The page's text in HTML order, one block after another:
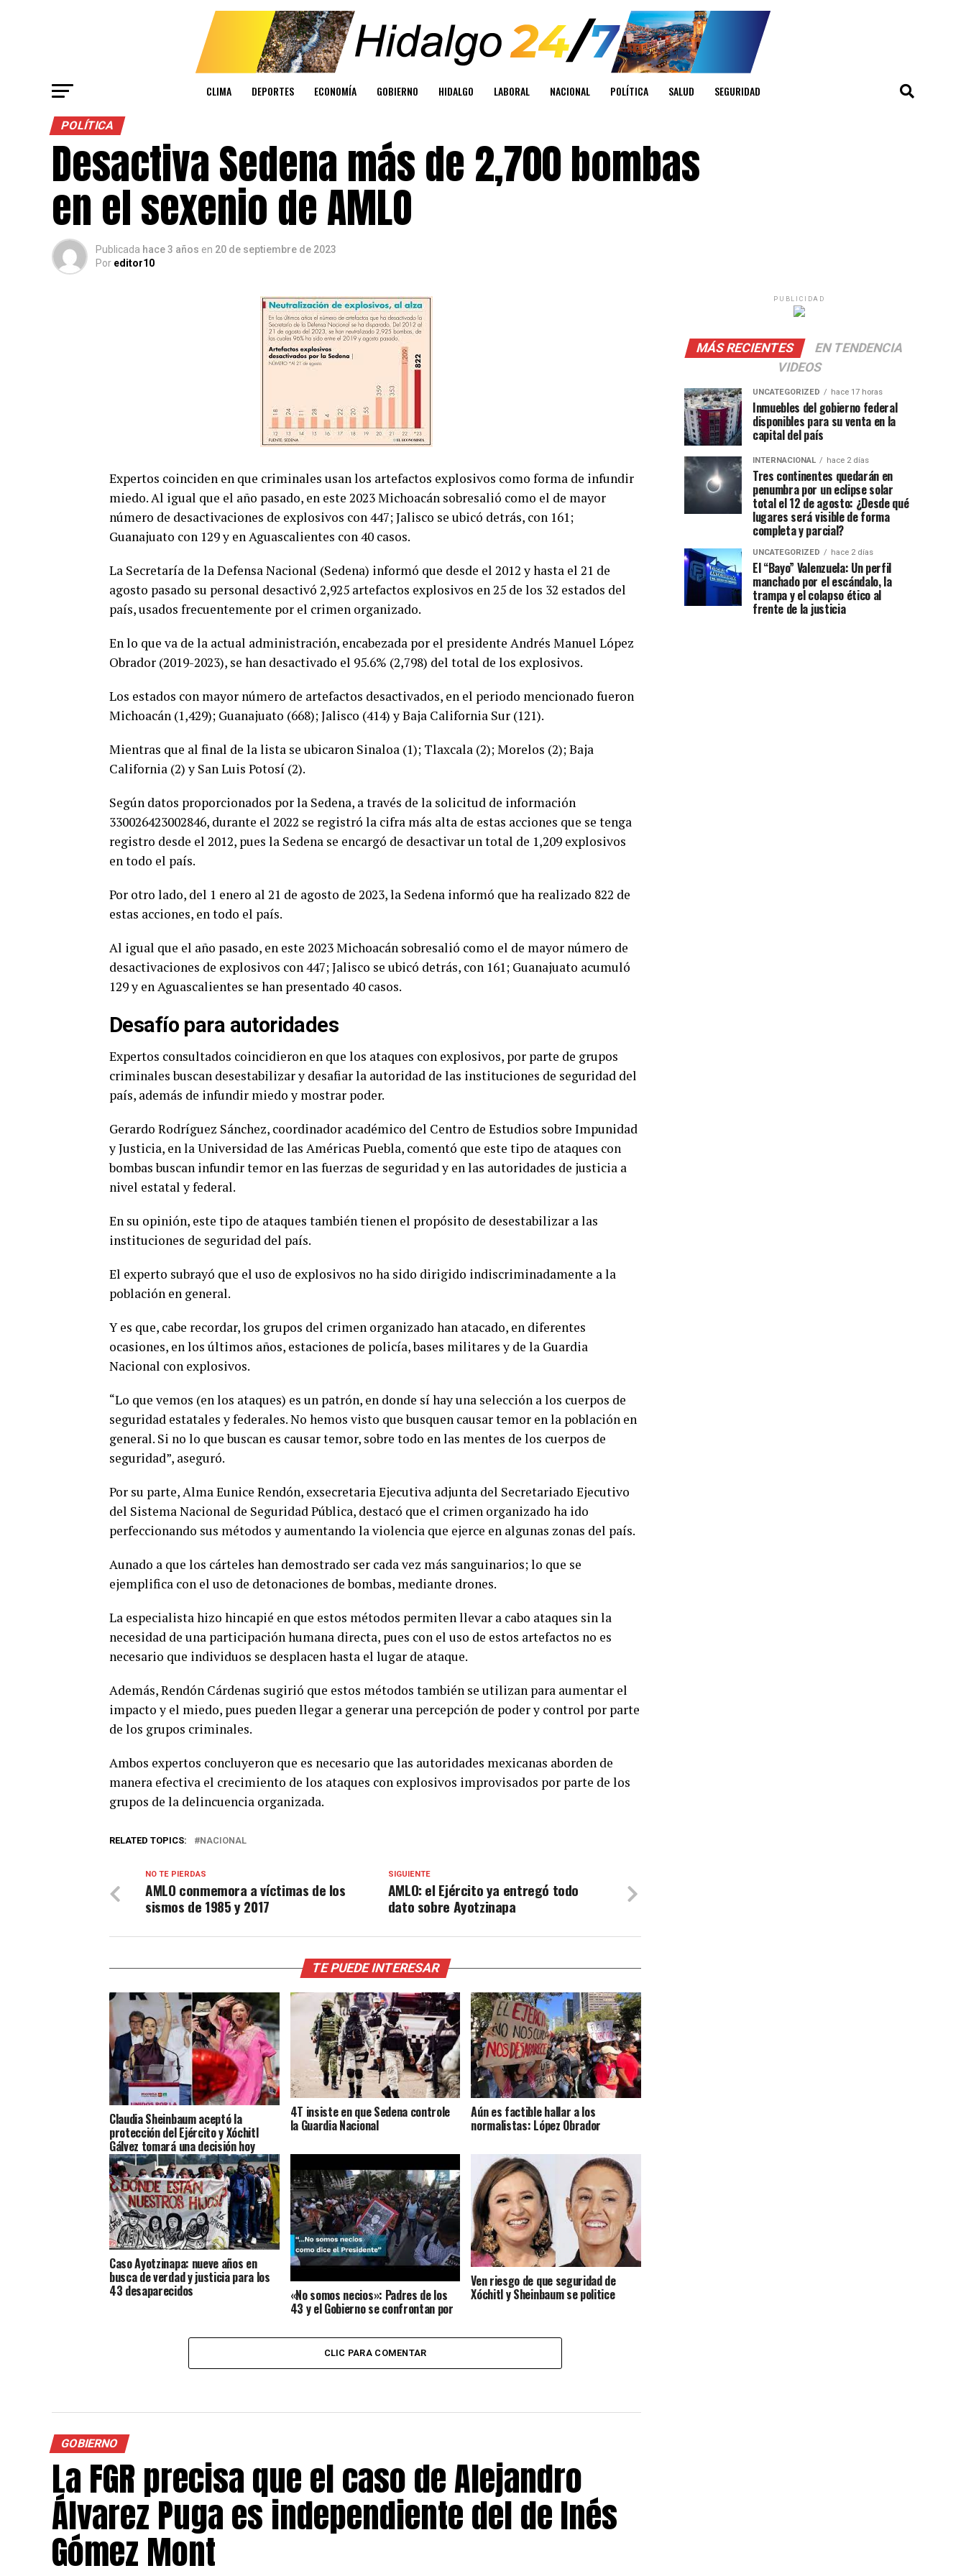
CLIMA DEPORTES ECONOMÍA GOBIERNO HIDALGO LABORAL NACIONAL POLÍTICA SALUD SEGURIDAD
POLÍTICA
Desactiva Sedena más de 2,700 bombas
en el sexenio de AMLO
Publicada hace 3 años en 20 de septiembre de 2023
Por editor10
Expertos coinciden en que criminales usan los artefactos explosivos como forma de infundir
miedo. Al igual que el año pasado, en este 2023 Michoacán sobresalió como el de mayor
número de desactivaciones de explosivos con 447; Jalisco se ubicó detrás, con 161;
Guanajuato con 129 y en Aguascalientes con 40 casos.
La Secretaría de la Defensa Nacional (Sedena) informó que desde el 2012 y hasta el 21 de
agosto pasado su personal desactivó 2,925 artefactos explosivos en 25 de los 32 estados del
país, usados frecuentemente por el crimen organizado.
En lo que va de la actual administración, encabezada por el presidente Andrés Manuel López
Obrador (2019-2023), se han desactivado el 95.6% (2,798) del total de los explosivos.
Los estados con mayor número de artefactos desactivados, en el periodo mencionado fueron
Michoacán (1,429); Guanajuato (668); Jalisco (414) y Baja California Sur (121).
Mientras que al final de la lista se ubicaron Sinaloa (1); Tlaxcala (2); Morelos (2); Baja
California (2) y San Luis Potosí (2).
Según datos proporcionados por la Sedena, a través de la solicitud de información
330026423002846, durante el 2022 se registró la cifra más alta de estas acciones que se tenga
registro desde el 2012, pues la Sedena se encargó de desactivar un total de 1,209 explosivos
en todo el país.
Por otro lado, del 1 enero al 21 de agosto de 2023, la Sedena informó que ha realizado 822 de
estas acciones, en todo el país.
Al igual que el año pasado, en este 2023 Michoacán sobresalió como el de mayor número de
desactivaciones de explosivos con 447; Jalisco se ubicó detrás, con 161; Guanajuato acumuló
129 y en Aguascalientes se han presentado 40 casos.
Desafío para autoridades
Expertos consultados coincidieron en que los ataques con explosivos, por parte de grupos
criminales buscan desestabilizar y desafiar la autoridad de las instituciones de seguridad del
país, además de infundir miedo y mostrar poder.
Gerardo Rodríguez Sánchez, coordinador académico del Centro de Estudios sobre Impunidad
y Justicia, en la Universidad de las Américas Puebla, comentó que este tipo de ataques con
bombas buscan infundir temor en las fuerzas de seguridad y en las autoridades de justicia a
nivel estatal y federal.
En su opinión, este tipo de ataques también tienen el propósito de desestabilizar a las
instituciones de seguridad del país.
El experto subrayó que el uso de explosivos no ha sido dirigido indiscriminadamente a la
población en general.
Y es que, cabe recordar, los grupos del crimen organizado han atacado, en diferentes
ocasiones, en los últimos años, estaciones de policía, bases militares y de la Guardia
Nacional con explosivos.
“Lo que vemos (en los ataques) es un patrón, en donde sí hay una selección a los cuerpos de
seguridad estatales y federales. No hemos visto que busquen causar temor en la población en
general. Si no lo que buscan es causar temor, sobre todo en las mentes de los cuerpos de
seguridad”, aseguró.
Por su parte, Alma Eunice Rendón, exsecretaria Ejecutiva adjunta del Secretariado Ejecutivo
del Sistema Nacional de Seguridad Pública, destacó que el crimen organizado ha ido
perfeccionando sus métodos y aumentando la violencia que ejerce en algunas zonas del país.
Aunado a que los cárteles han demostrado ser cada vez más sanguinarios; lo que se
ejemplifica con el uso de detonaciones de bombas, mediante drones.
La especialista hizo hincapié en que estos métodos permiten llevar a cabo ataques sin la
necesidad de una participación humana directa, pues con el uso de estos artefactos no es
necesario que individuos se desplacen hasta el lugar de ataque.
Además, Rendón Cárdenas sugirió que estos métodos también se utilizan para aumentar el
impacto y el miedo, pues pueden llegar a generar una percepción de poder y control por parte
de los grupos criminales.
Ambos expertos concluyeron que es necesario que las autoridades mexicanas aborden de
manera efectiva el crecimiento de los ataques con explosivos improvisados por parte de los
grupos de la delincuencia organizada.
RELATED TOPICS: NACIONAL
SIGUIENTE
AMLO: el Ejército ya entregó todo
dato sobre Ayotzinapa
NO TE PIERDAS
AMLO conmemora a víctimas de los
sismos de 1985 y 2017
TE PUEDE INTERESAR
Claudia Sheinbaum aceptó la
protección del Ejército y Xóchitl
Gálvez tomará una decisión hoy
4T insiste en que Sedena controle
la Guardia Nacional
Aún es factible hallar a los
normalistas: López Obrador
Caso Ayotzinapa: nueve años en
busca de verdad y justicia para los
43 desaparecidos «No somos necios»: Padres de los
43 y el Gobierno se confrontan por
Ven riesgo de que seguridad de
Xóchitl y Sheinbaum se politice
CLIC PARA COMENTAR
GOBIERNO
La FGR precisa que el caso de Alejandro
Álvarez Puga es independiente del de Inés
Gómez Mont
PUBLICIDAD
MÁS RECIENTES
EN TENDENCIA
VIDEOS
UNCATEGORIZED hace 17 horas
Inmuebles del gobierno federal
disponibles para su venta en la
capital del país
INTERNACIONAL hace 2 días
Tres continentes quedarán en
penumbra por un eclipse solar
total el 12 de agosto: ¿Desde qué
lugares será visible de forma
completa y parcial?
UNCATEGORIZED hace 2 días
El “Bayo” Valenzuela: Un perfil
manchado por el escándalo, la
trampa y el colapso ético al
frente de la justicia